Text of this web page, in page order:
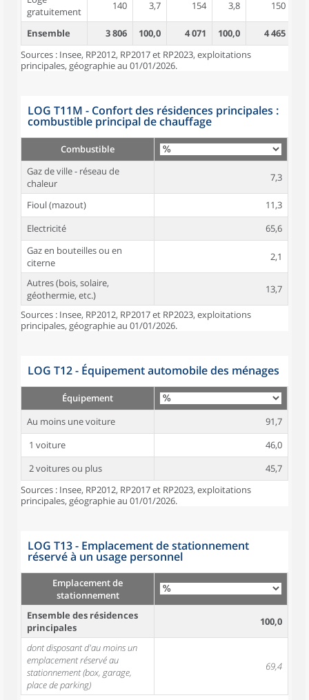
gratuitement
140 3,7 154 3,8 150
Ensemble 3 806 100,0 4 071 100,0 4 465
Sources : Insee, RP2012, RP2017 et RP2023, exploitations
principales, géographie au 01/01/2026.
LOG T11M - Confort des résidences principales :
combustible principal de chauffage
Combustible
Gaz de ville - réseau de
chaleur
7,3
Fioul (mazout)
11,3
Electricité
65,6
Gaz en bouteilles ou en
citerne
2,1
Autres (bois, solaire,
géothermie, etc.)
13,7
Sources : Insee, RP2012, RP2017 et RP2023, exploitations
principales, géographie au 01/01/2026.
LOG T12 - Équipement automobile des ménages
Équipement
Au moins une voiture
91,7
1 voiture
46,0
2 voitures ou plus
45,7
Sources : Insee, RP2012, RP2017 et RP2023, exploitations
principales, géographie au 01/01/2026.
LOG T13 - Emplacement de stationnement
réservé à un usage personnel
Emplacement de
stationnement
Ensemble des résidences
principales
100,0
dont disposant d'au moins un
emplacement réservé au
stationnement (box, garage,
place de parking)
69,4